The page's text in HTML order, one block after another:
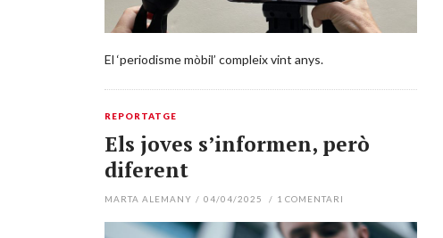
El ‘periodisme mòbil’ compleix vint anys.
REPORTATGE
Els joves s’informen, però
diferent
MARTA ALEMANY / 04/04/2025 / 1 COMENTARI